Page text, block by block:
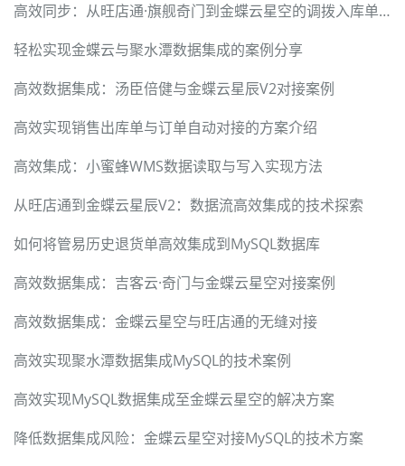
高效同步：从旺店通·旗舰奇门到金蝶云星空的调拨入库单管理
轻松实现金蝶云与聚水潭数据集成的案例分享
高效数据集成：汤臣倍健与金蝶云星辰V2对接案例
高效实现销售出库单与订单自动对接的方案介绍
高效集成：小蜜蜂WMS数据读取与写入实现方法
从旺店通到金蝶云星辰V2：数据流高效集成的技术探索
如何将管易历史退货单高效集成到MySQL数据库
高效数据集成：吉客云·奇门与金蝶云星空对接案例
高效数据集成：金蝶云星空与旺店通的无缝对接
高效实现聚水潭数据集成MySQL的技术案例
高效实现MySQL数据集成至金蝶云星空的解决方案
降低数据集成风险：金蝶云星空对接MySQL的技术方案